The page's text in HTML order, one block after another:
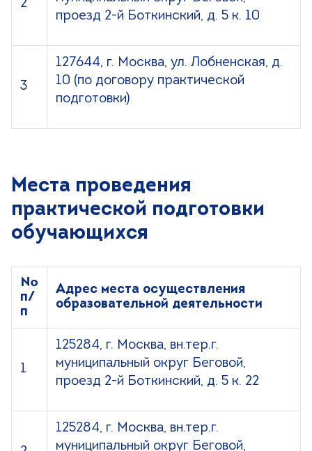
2
проезд 2-й Боткинский, д. 5 к. 10
3
127644, г. Москва, ул. Лобненская, д.
10 (по договору практической
подготовки)
Места проведения
практической подготовки
обучающихся
№
п/
п
Адрес места осуществления
образовательной деятельности
1
125284, г. Москва, вн.тер.г.
муниципальный округ Беговой,
проезд 2-й Боткинский, д. 5 к. 22
125284, г. Москва, вн.тер.г.
муниципальный округ Беговой,